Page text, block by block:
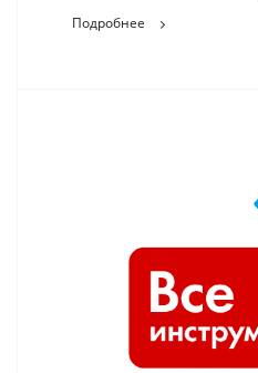
Подробнее